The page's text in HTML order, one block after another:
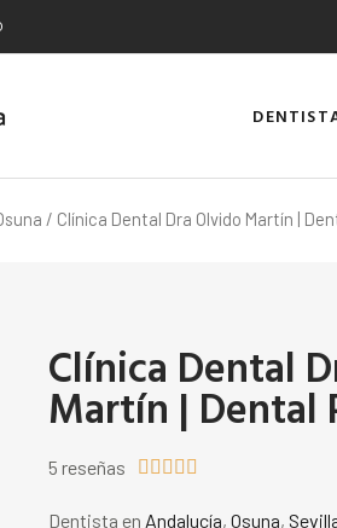
/ Clínica Dental Dra Olvido Martín |
Clínica Dental
Martín | Dental
5 reseñas     
Dentista en Andalucía,Osuna,